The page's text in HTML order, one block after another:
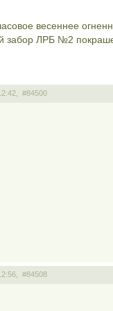
весеннее
забор ЛРБ №2
#84500
#84508